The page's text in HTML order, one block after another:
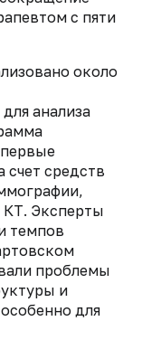
с пяти
около
анализа
счет средств
КТ. Эксперты
темпов
проблемы
и
для